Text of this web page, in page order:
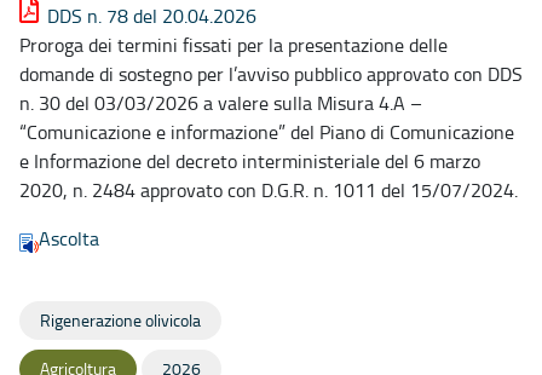
DDS n. 78 del 20.04.2026
Proroga dei termini fissati per la presentazione delle
domande di sostegno per l’avviso pubblico approvato con DDS
n. 30 del 03/03/2026 a valere sulla Misura 4.A –
“Comunicazione e informazione” del Piano di Comunicazione
e Informazione del decreto interministeriale del 6 marzo
2020, n. 2484 approvato con D.G.R. n. 1011 del 15/07/2024.
Ascolta
Rigenerazione olivicola
Agricoltura 2026